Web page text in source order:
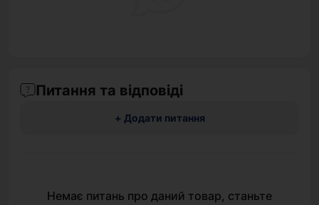
Питання та відповіді
+ Додати питання
Немає питань про даний товар, станьте